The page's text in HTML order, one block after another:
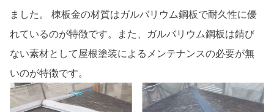
ました。 棟板金の材質はガルバリウム鋼板で耐久性に優
れているのが特徴です。また、ガルバリウム鋼板は錆び
ない素材として屋根塗装によるメンテナンスの必要が無
いのが特徴です。